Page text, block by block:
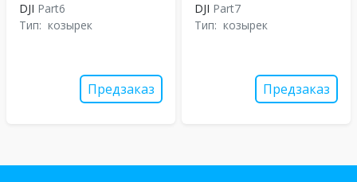
DJI Part6
Тип: козырек
Предзаказ
DJI Part7
Тип: козырек
Предзаказ